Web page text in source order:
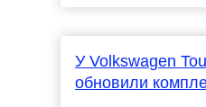
У Volkswagen
обновили